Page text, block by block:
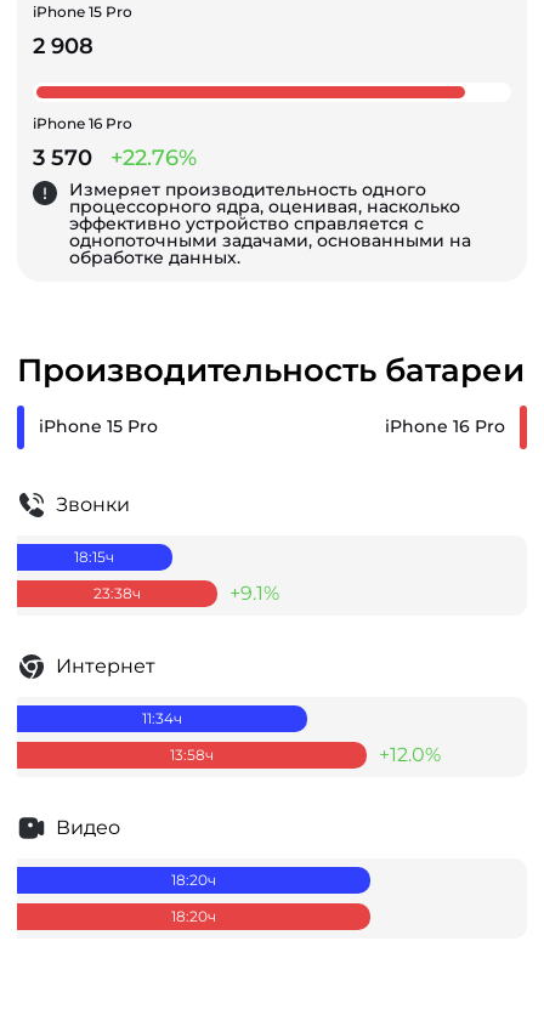
iPhone 15 Pro
2 908
iPhone 16 Pro
3 570 +22.76%
Измеряет производительность одного
процессорного ядра, оценивая, насколько
эффективно устройство справляется с
однопоточными задачами, основанными на
обработке данных.
Производительность батареи
iPhone 15 Pro iPhone 16 Pro
Звонки
18:15ч
23:38ч +9.1%
Интернет
11:34ч
13:58ч +12.0%
Видео
18:20ч
18:20ч